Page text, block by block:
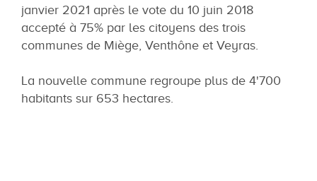
janvier 2021 après le vote du 10 juin 2018
accepté à 75% par les citoyens des trois
communes de Miège, Venthône et Veyras.
La nouvelle commune regroupe plus de 4'700
habitants sur 653 hectares.